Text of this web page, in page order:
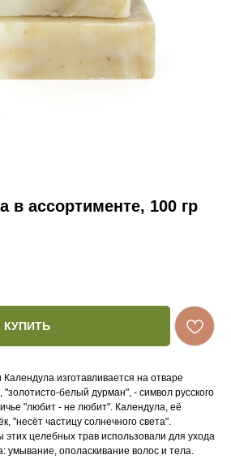
ассортименте, 100 гр
КУПИТЬ
изготавливается на отваре
белый дурман", - символ русского
"любит - не любит". Календула, её
"несёт частицу солнечного света".
этих целебных трав использовали для ухода
ополаскивание волос и тела.